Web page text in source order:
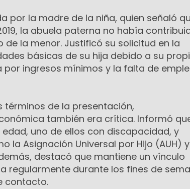
por la madre de la niña, quien señaló
la abuela paterna no había
la menor. Justificó su solicitud en la
básicas de su hija debido a su
ingresos mínimos y la falta de
términos de la presentación,
también era crítica. Informó
uno de ellos con discapacidad, y
la Asignación Universal por Hijo (AUH)
destacó que mantiene un vínculo
regularmente durante los fines de
contacto.